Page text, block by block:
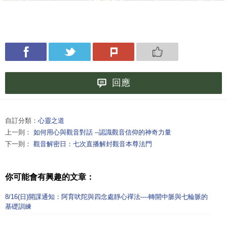
回應
自訂分類： 心靈之道
上一則： 如何用心與觀音對話 --認識觀音信仰的神奇力量
下一則： 觀音解密日：七次直播解封觀音本尊法門
你可能會有興趣的文章：
8/16(日)開課通知：阿育吠陀與四念處靜心禪法----轉開中脈與七輪脈的
基礎訓練